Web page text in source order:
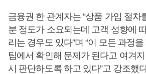
금융권 한 관계자는 “상품 가입 절차
분 정도가 소요되는데 고객 성향에
리는 경우도 있다”며 “이 모든 과정
팀에서 확인해 문제가 된다고 여겨
시 판단하도록 하고 있다”고 강조했